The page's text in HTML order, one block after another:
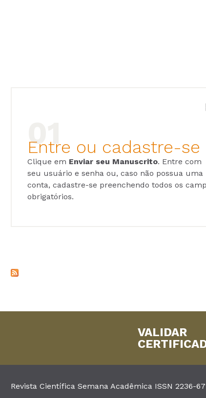
Entre ou cadastre-se
Clique em Enviar seu Manuscrito. Entre com
seu usuário e senha ou, caso não possua uma
conta, cadastre-se preenchendo todos os
obrigatórios.
VALIDAR
Revista Científica Semana Acadêmica ISSN 2236-